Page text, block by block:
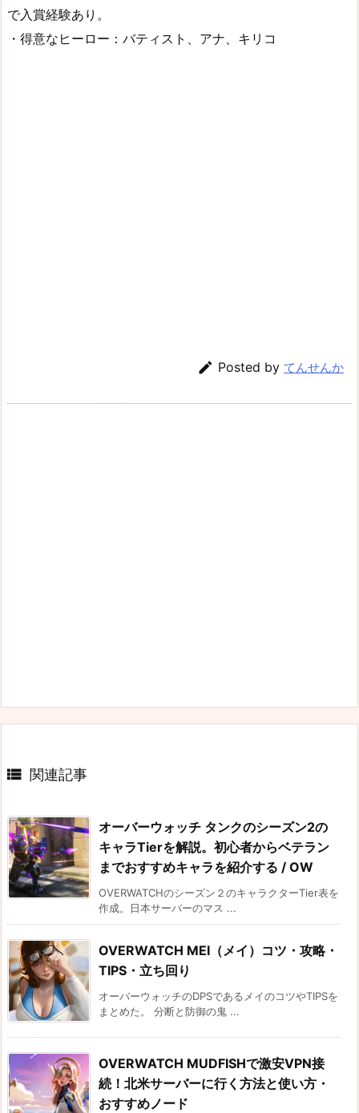
で入賞経験あり。
・得意なヒーロー：バティスト、アナ、キリコ
 Posted by てんせんか
 関連記事
オーバーウォッチ タンクのシーズン2の
キャラTierを解説。初心者からベテラン
までおすすめキャラを紹介する / OW
OVERWATCHのシーズン２のキャラクターTier表を
作成。日本サーバーのマス ...
OVERWATCH MEI（メイ）コツ・攻略・
TIPS・立ち回り
オーバーウォッチのDPSであるメイのコツやTIPSを
まとめた。 分断と防御の鬼 ...
OVERWATCH MUDFISHで激安VPN接
続！北米サーバーに行く方法と使い方・
おすすめノード